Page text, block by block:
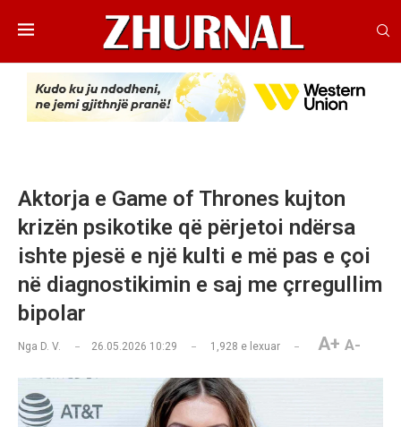
Aktorja e Game of Thrones kujton
krizën psikotike që përjetoi ndërsa
ishte pjesë e një kulti e më pas e çoi
në diagnostikimin e saj me çrregullim
bipolar
Nga D. V. 26.05.2026 10:29 1,928 e lexuar A+ A-